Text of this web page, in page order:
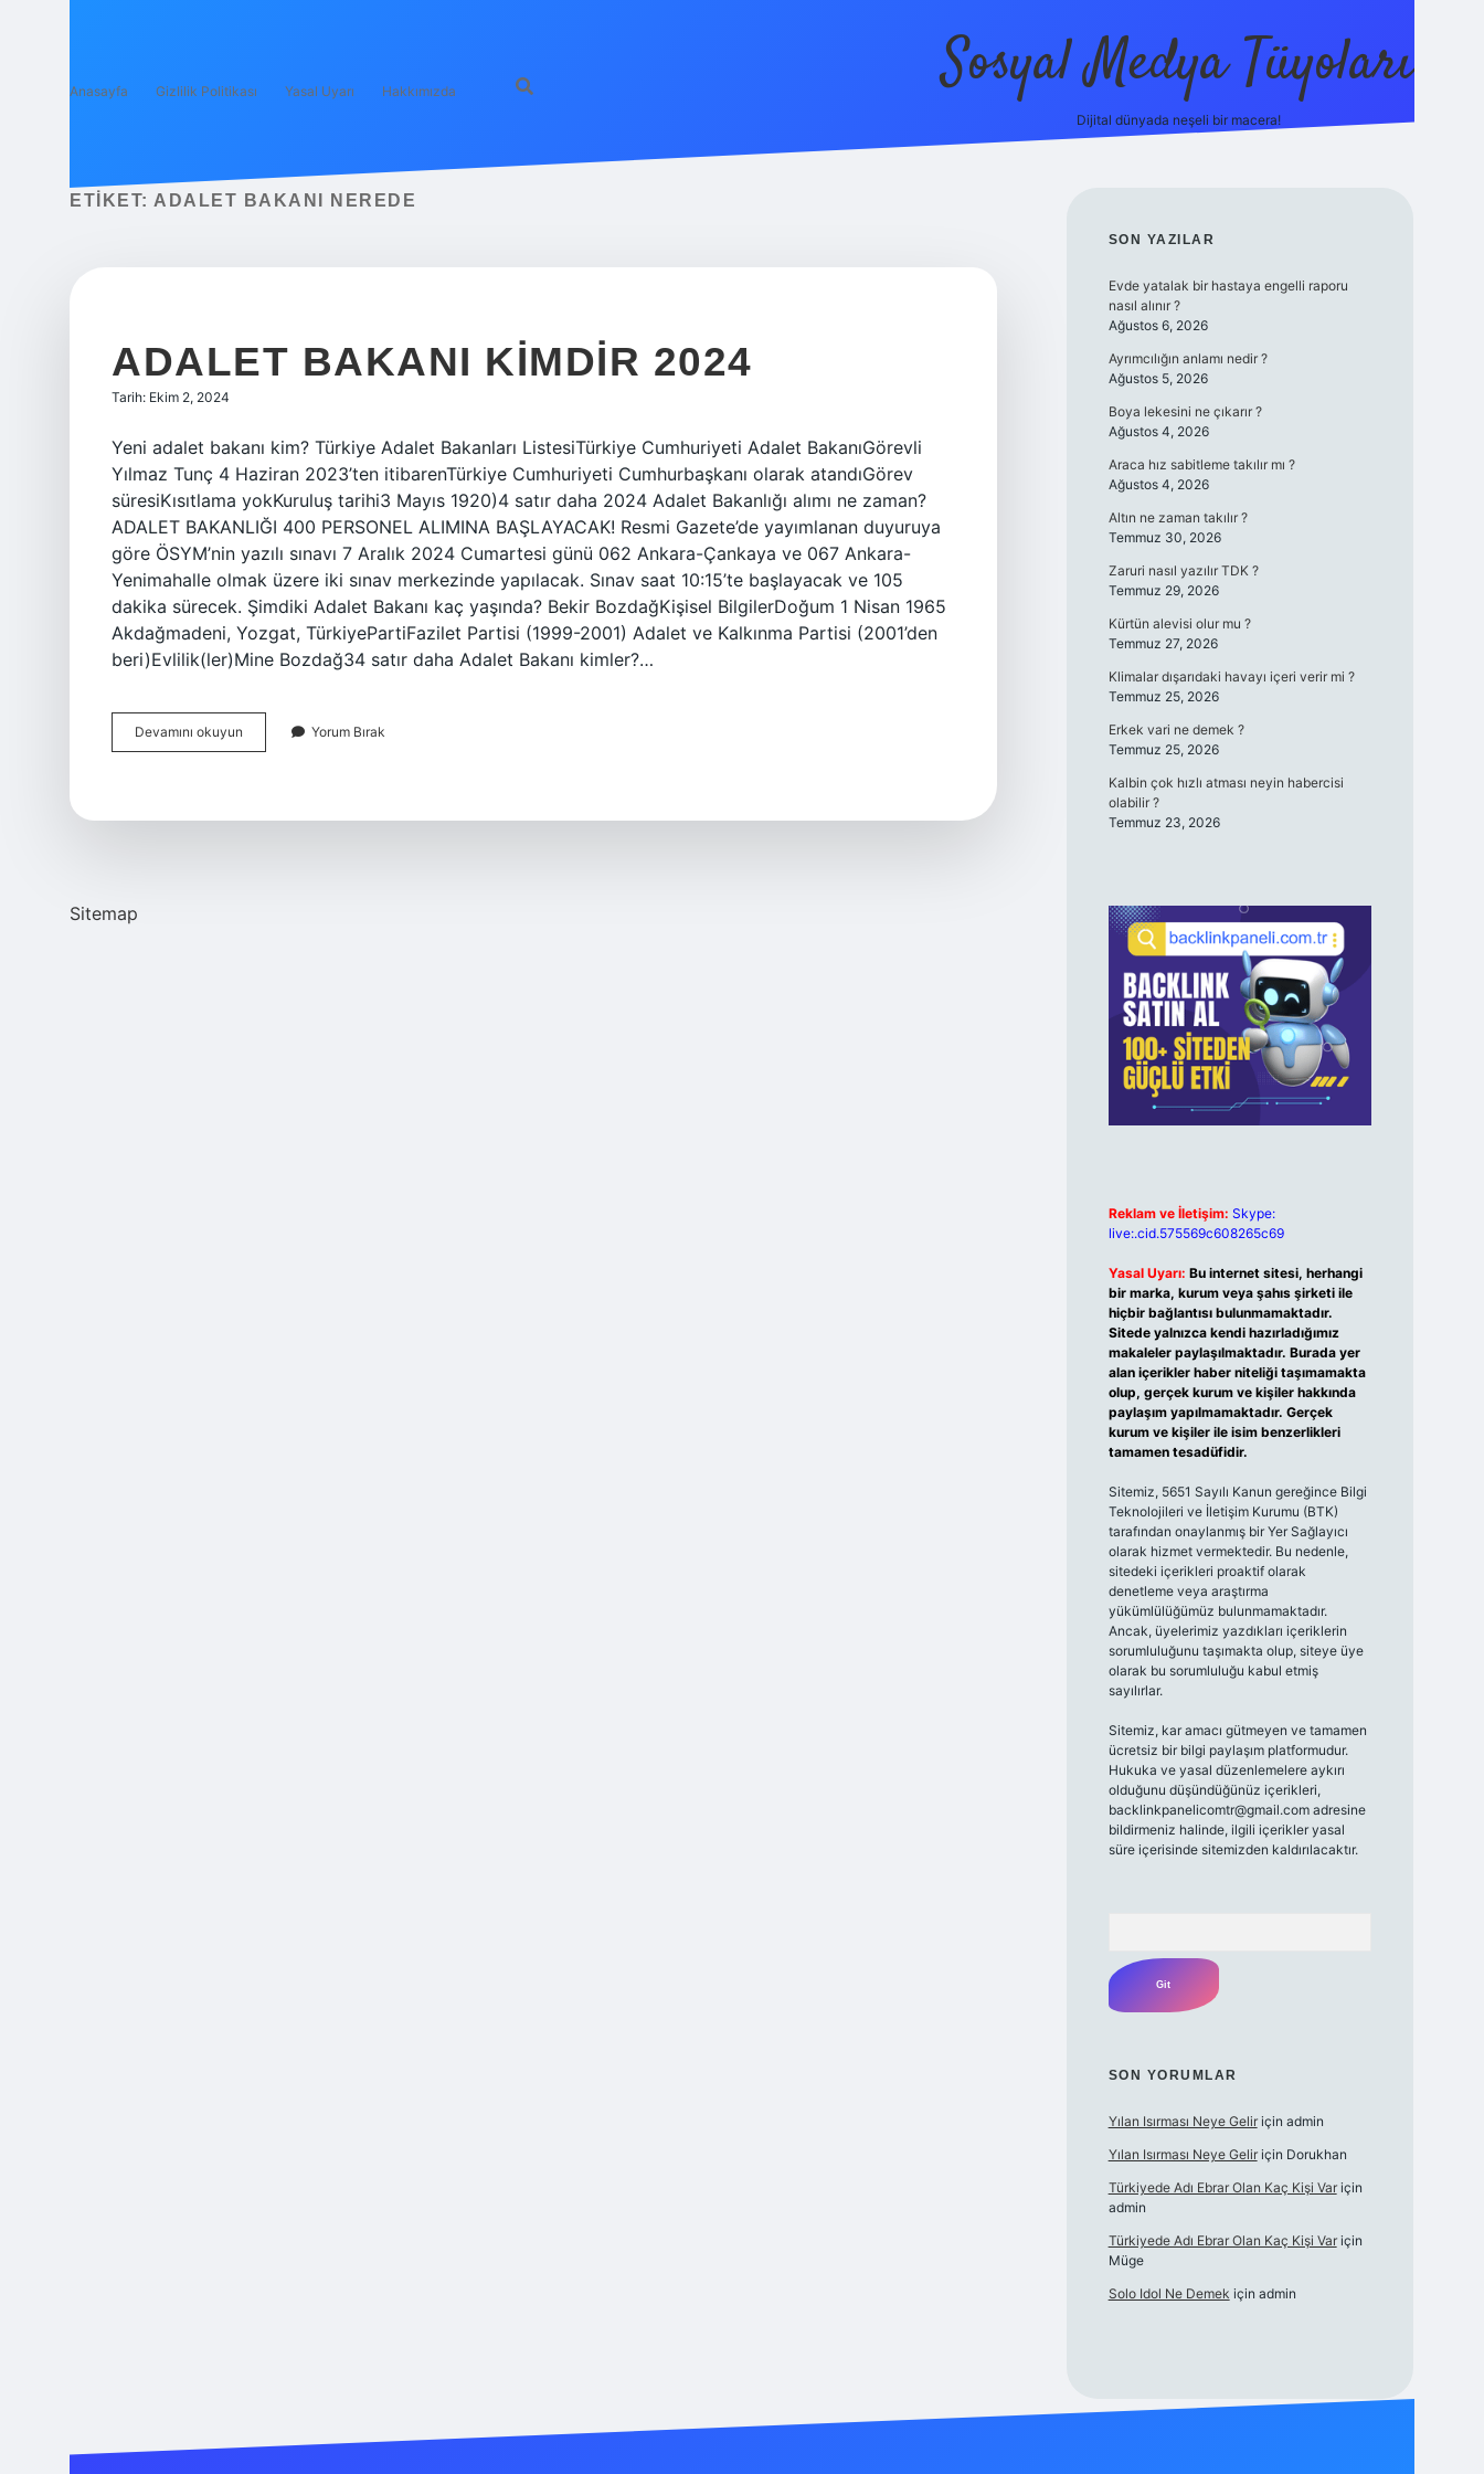
Anasayfa Gizlilik Politikası Yasal Uyarı Hakkımızda Sosyal Medya Tüyoları
Dijital dünyada neşeli bir macera!
ETIKET: ADALET BAKANI NEREDE
ADALET BAKANI KIMDIR 2024
Tarih: Ekim 2, 2024
Yeni adalet bakanı kim? Türkiye Adalet Bakanları ListesiTürkiye Cumhuriyeti Adalet BakanıGörevli
Yılmaz Tunç 4 Haziran 2023’ten itibarenTürkiye Cumhuriyeti Cumhurbaşkanı olarak atandıGörev
süresiKısıtlama yokKuruluş tarihi3 Mayıs 1920)4 satır daha 2024 Adalet Bakanlığı alımı ne zaman?
ADALET BAKANLIĞI 400 PERSONEL ALIMINA BAŞLAYACAK! Resmi Gazete’de yayımlanan duyuruya
göre ÖSYM’nin yazılı sınavı 7 Aralık 2024 Cumartesi günü 062 Ankara-Çankaya ve 067 Ankara-
Yenimahalle olmak üzere iki sınav merkezinde yapılacak. Sınav saat 10:15’te başlayacak ve 105
dakika sürecek. Şimdiki Adalet Bakanı kaç yaşında? Bekir BozdağKişisel BilgilerDoğum 1 Nisan 1965
Akdağmadeni, Yozgat, TürkiyePartiFazilet Partisi (1999-2001) Adalet ve Kalkınma Partisi (2001’den
beri)Evlilik(ler)Mine Bozdağ34 satır daha Adalet Bakanı kimler?…
Devamını okuyun
Bakanı
Yorum Bırak
Sitemap
SIDEBAR
SON YAZILAR
Evde yatalak bir hastaya engelli raporu
nasıl alınır ?
Ağustos 6, 2026
Ayrımcılığın anlamı nedir ?
Ağustos 5, 2026
Boya lekesini ne çıkarır ?
Ağustos 4, 2026
Araca hız sabitleme takılır mı ?
Ağustos 4, 2026
Altın ne zaman takılır ?
Temmuz 30, 2026
Zaruri nasıl yazılır TDK ?
Temmuz 29, 2026
Kürtün alevisi olur mu ?
Temmuz 27, 2026
Klimalar dışarıdaki havayı içeri verir mi ?
Temmuz 25, 2026
Erkek vari ne demek ?
Temmuz 25, 2026
Kalbin çok hızlı atması neyin habercisi
olabilir ?
Temmuz 23, 2026
Reklam ve İletişim: Skype:
live:.cid.575569c608265c69
Yasal Uyarı: Bu internet sitesi, herhangi
bir marka, kurum veya şahıs şirketi ile
hiçbir bağlantısı bulunmamaktadır.
Sitede yalnızca kendi hazırladığımız
makaleler paylaşılmaktadır. Burada yer
alan içerikler haber niteliği taşımamakta
olup, gerçek kurum ve kişiler hakkında
paylaşım yapılmamaktadır. Gerçek
kurum ve kişiler ile isim benzerlikleri
tamamen tesadüfidir.
Sitemiz, 5651 Sayılı Kanun gereğince Bilgi
Teknolojileri ve İletişim Kurumu (BTK)
tarafından onaylanmış bir Yer Sağlayıcı
olarak hizmet vermektedir. Bu nedenle,
sitedeki içerikleri proaktif olarak
denetleme veya araştırma
yükümlülüğümüz bulunmamaktadır.
Ancak, üyelerimiz yazdıkları içeriklerin
sorumluluğunu taşımakta olup, siteye üye
olarak bu sorumluluğu kabul etmiş
sayılırlar.
Sitemiz, kar amacı gütmeyen ve tamamen
ücretsiz bir bilgi paylaşım platformudur.
Hukuka ve yasal düzenlemelere aykırı
olduğunu düşündüğünüz içerikleri,
backlinkpanelicomtr@gmail.comadresine
bildirmeniz halinde, ilgili içerikler yasal
süre içerisinde sitemizden kaldırılacaktır.
SON YORUMLAR
Yılan Isırması Neye Geliriçin admin
Yılan Isırması Neye Geliriçin Dorukhan
Türkiyede Adı Ebrar Olan Kaç Kişi Variçin
admin
Türkiyede Adı Ebrar Olan Kaç Kişi Variçin
Müge
Solo Idol Ne Demek için admin